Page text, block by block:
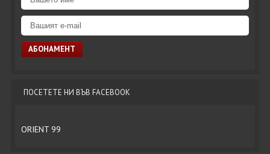
ПОСЕТЕТЕ НИ ВЪВ FACEBOOK
ORIENT 99